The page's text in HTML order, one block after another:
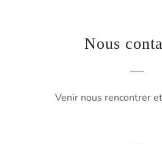
Nous
Venir nous rencontrer